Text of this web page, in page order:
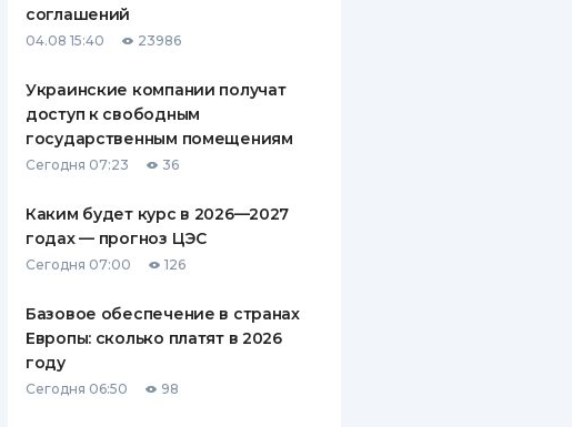
ПУТЕВОДИТЕЛИ ПО
ВСЕ СТРАХОВЫЕ ПОЛИСЫ
СТРАХОВЫЕ КОМПАНИИ
КОМПАНИЯХ
соглашений
04.08 15:40 23986
Украинские компании получат
доступ к свободным
государственным помещениям
Сегодня 07:23 36
Каким будет курс в 2026—2027
годах — прогноз ЦЭС
Сегодня 07:00 126
Базовое обеспечение в странах
Европы: сколько платят в 2026
году
Сегодня 06:50 98